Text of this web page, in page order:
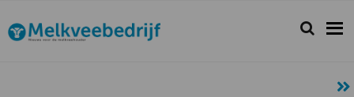
de
hoofdnavigatie
de
hoofd
de
eerste
de
voettekst
Melkveebedrijf.nl Zoeken...
Zoek